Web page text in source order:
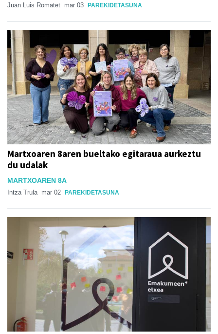
Juan Luis Romatet mar 03 PAREKIDETASUNA
Martxoaren 8aren bueltako egitaraua aurkeztu
du udalak
MARTXOAREN 8A
Intza Trula mar 02 PAREKIDETASUNA